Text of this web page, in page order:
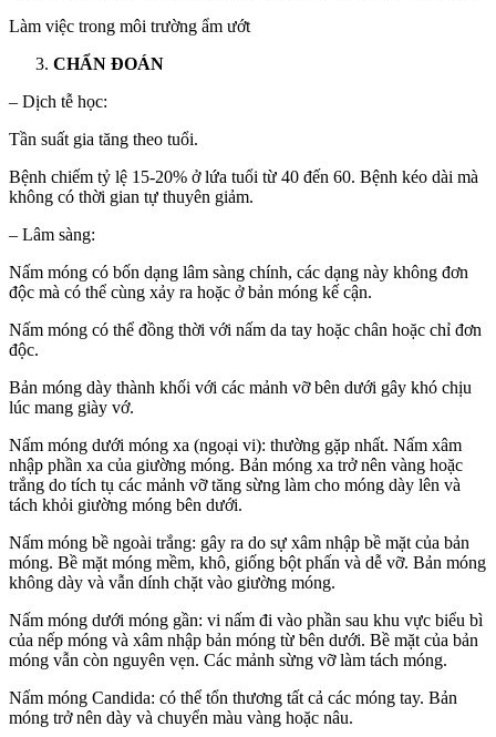
Làm việc trong môi trường ẩm ướt
CHẨN ĐOÁN
– Dịch tễ học:
Tần suất gia tăng theo tuổi.
Bệnh chiếm tỷ lệ 15-20% ở lứa tuổi từ 40 đến 60. Bệnh kéo dài mà
không có thời gian tự thuyên giảm.
– Lâm sàng:
Nấm móng có bốn dạng lâm sàng chính, các dạng này không đơn
độc mà có thể cùng xảy ra hoặc ở bản móng kế cận.
Nấm móng có thể đồng thời với nấm da tay hoặc chân hoặc chỉ đơn
độc.
Bản móng dày thành khối với các mảnh vỡ bên dưới gây khó chịu
lúc mang giày vớ.
Nấm móng dưới móng xa (ngoại vi): thường gặp nhất. Nấm xâm
nhập phần xa của giường móng. Bản móng xa trở nên vàng hoặc
trắng do tích tụ các mảnh vỡ tăng sừng làm cho móng dày lên và
tách khỏi giường móng bên dưới.
Nấm móng bề ngoài trắng: gây ra do sự xâm nhập bề mặt của bản
móng. Bề mặt móng mềm, khô, giống bột phấn và dễ vỡ. Bản móng
không dày và vẫn dính chặt vào giường móng.
Nấm móng dưới móng gần: vi nấm đi vào phần sau khu vực biểu bì
của nếp móng và xâm nhập bản móng từ bên dưới. Bề mặt của bản
móng vẫn còn nguyên vẹn. Các mảnh sừng vỡ làm tách móng.
Nấm móng Candida: có thể tổn thương tất cả các móng tay. Bản
móng trở nên dày và chuyển màu vàng hoặc nâu.